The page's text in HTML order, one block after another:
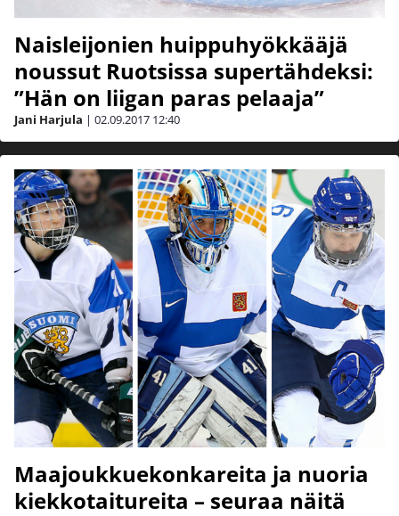
Naisleijonien huippuhyökkääjä
noussut Ruotsissa supertähdeksi:
”Hän on liigan paras pelaaja”
Jani Harjula | 02.09.2017 12:40
Maajoukkuekonkareita ja nuoria
kiekkotaitureita – seuraa näitä